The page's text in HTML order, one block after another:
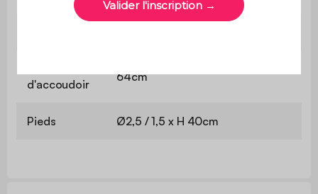
d'accoudoir
64cm
Pieds Ø2,5 / 1,5 x H 40cm